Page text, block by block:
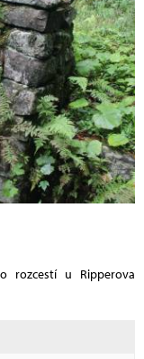
rozcestí u Ripperova